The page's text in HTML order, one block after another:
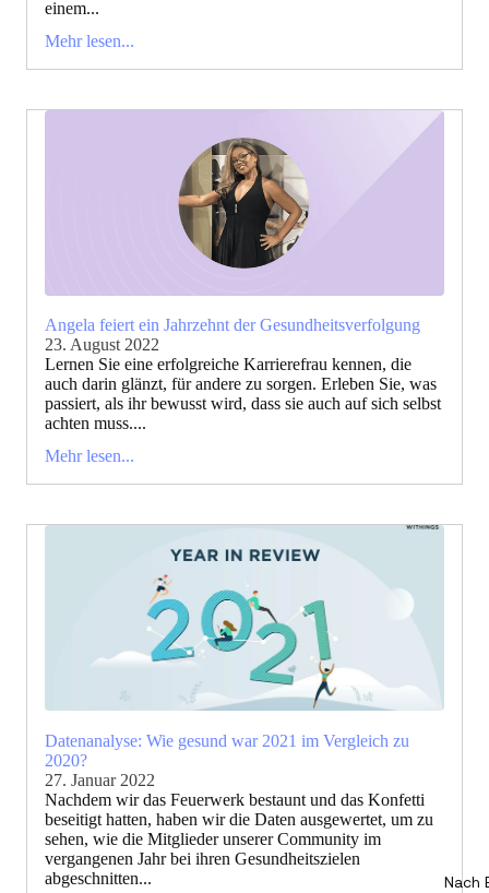
Nach
einem...
Mehr lesen...
Angela feiert ein Jahrzehnt der Gesundheitsverfolgung
23. August 2022
Lernen Sie eine erfolgreiche Karrierefrau kennen, die
auch darin glänzt, für andere zu sorgen. Erleben Sie, was
passiert, als ihr bewusst wird, dass sie auch auf sich selbst
achten muss....
Mehr lesen...
Datenanalyse: Wie gesund war 2021 im Vergleich zu
2020?
27. Januar 2022
Nachdem wir das Feuerwerk bestaunt und das Konfetti
beseitigt hatten, haben wir die Daten ausgewertet, um zu
sehen, wie die Mitglieder unserer Community im
vergangenen Jahr bei ihren Gesundheitszielen
abgeschnitten...